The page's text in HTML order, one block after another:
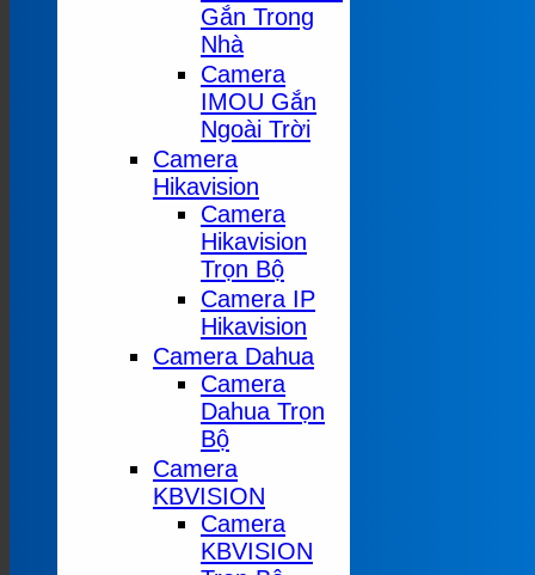
Gắn Trong
Nhà
Camera
IMOU Gắn
Ngoài Trời
Camera
Hikavision
Camera
Hikavision
Trọn Bộ
Camera IP
Hikavision
Camera Dahua
Camera
Dahua Trọn
Bộ
Camera
KBVISION
Camera
KBVISION